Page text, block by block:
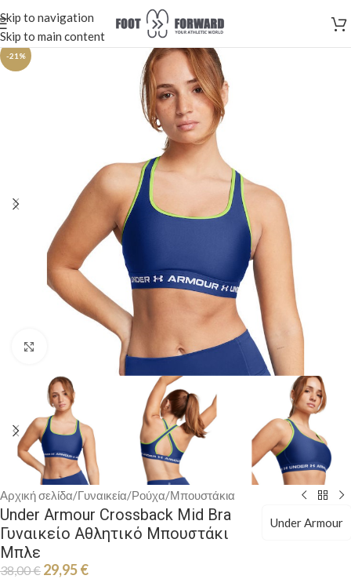
Skip to navigation
Skip to main content
-21%
Κλικ για μεγέθυνση
Αρχική σελίδα/Γυναικεία/Ρούχα/Μπουστάκια
Under Armour Crossback Mid Bra
Γυναικείο Αθλητικό Μπουστάκι
Μπλε
Under Armour
38,00€ 29,95€